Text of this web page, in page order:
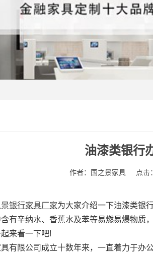
油漆类银行
作者：国之景家具 点击
银行家具厂家为大家介绍一下油漆类银
有辛纳水、香蕉水及苯等易燃易爆物质
来看一下吧!
限公司成立十数年来，一直着力于办